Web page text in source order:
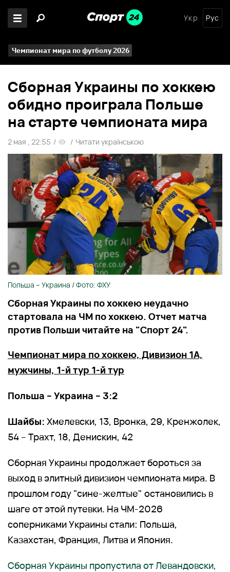
Укр Рус
Чемпионат мира по футболу 2026
Сборная Украины по хоккею
обидно проиграла Польше
на старте чемпионата мира
2 мая , 22:55 / / Читати українською
Польша – Украина / Фото: ФХУ
Сборная Украины по хоккею неудачно
стартовала на ЧМ по хоккею. Отчет матча
против Польши читайте на "Спорт 24".
Чемпионат мира по хоккею, Дивизион 1А,
мужчины, 1-й тур 1-й тур
Польша – Украина – 3:2
Шайбы: Хмелевски, 13, Вронка, 29, Кренжолек,
54 – Трахт, 18, Денискин, 42
Сборная Украины продолжает бороться за
выход в элитный дивизион чемпионата мира. В
прошлом году "сине-желтые" остановились в
шаге от этой путевки. На ЧМ-2026
соперниками Украины стали: Польша,
Казахстан, Франция, Литва и Япония.
Сборная Украины пропустила от Левандовски,